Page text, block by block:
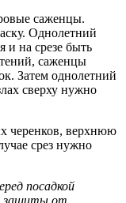
саженцы.
Однолетний
и на срезе быть
саженцы
Затем однолетний
сверху нужно
черенков, верхнюю
срез нужно
посадкой